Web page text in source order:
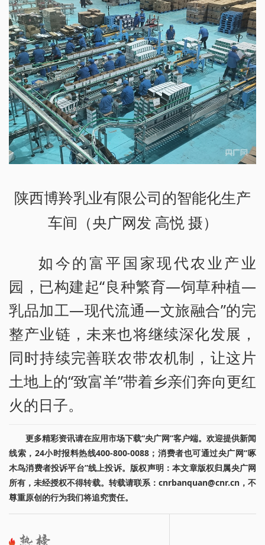
陕西博羚乳业有限公司的智能化生产
车间（央广网发 高悦 摄）
如今的富平国家现代农业产业
园，已构建起“良种繁育—饲草种植—
乳品加工—现代流通—文旅融合”的完
整产业链，未来也将继续深化发展，
同时持续完善联农带农机制，让这片
土地上的“致富羊”带着乡亲们奔向更红
火的日子。
更多精彩资讯请在应用市场下载“央广网”客户端。欢迎提供新闻
线索，24小时报料热线400-800-0088；消费者也可通过央广网“啄
木鸟消费者投诉平台”线上投诉。版权声明：本文章版权归属央广网
所有，未经授权不得转载。转载请联系：cnrbanquan@cnr.cn，不
尊重原创的行为我们将追究责任。